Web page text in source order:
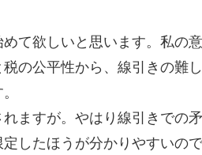
て欲しいと思います。私の
の公平性から、線引きの難
ますが。やはり線引きでの
したほうが分かりやすいの